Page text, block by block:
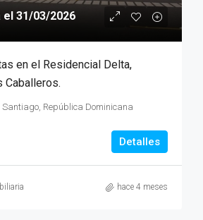
el 31/03/2026
en el Residencial Delta,
Caballeros.
República Dominicana
Detalles
hace 4 meses